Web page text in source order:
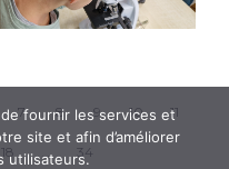
7 8 9 10 11
18 34
fournir les services et
site et afin d’améliorer
utilisateurs.